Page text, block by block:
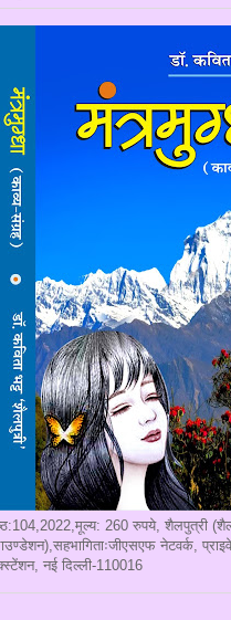
260 रुपये, शैलपुत्री
नेटवर्क,
नई दिल्ली-110016